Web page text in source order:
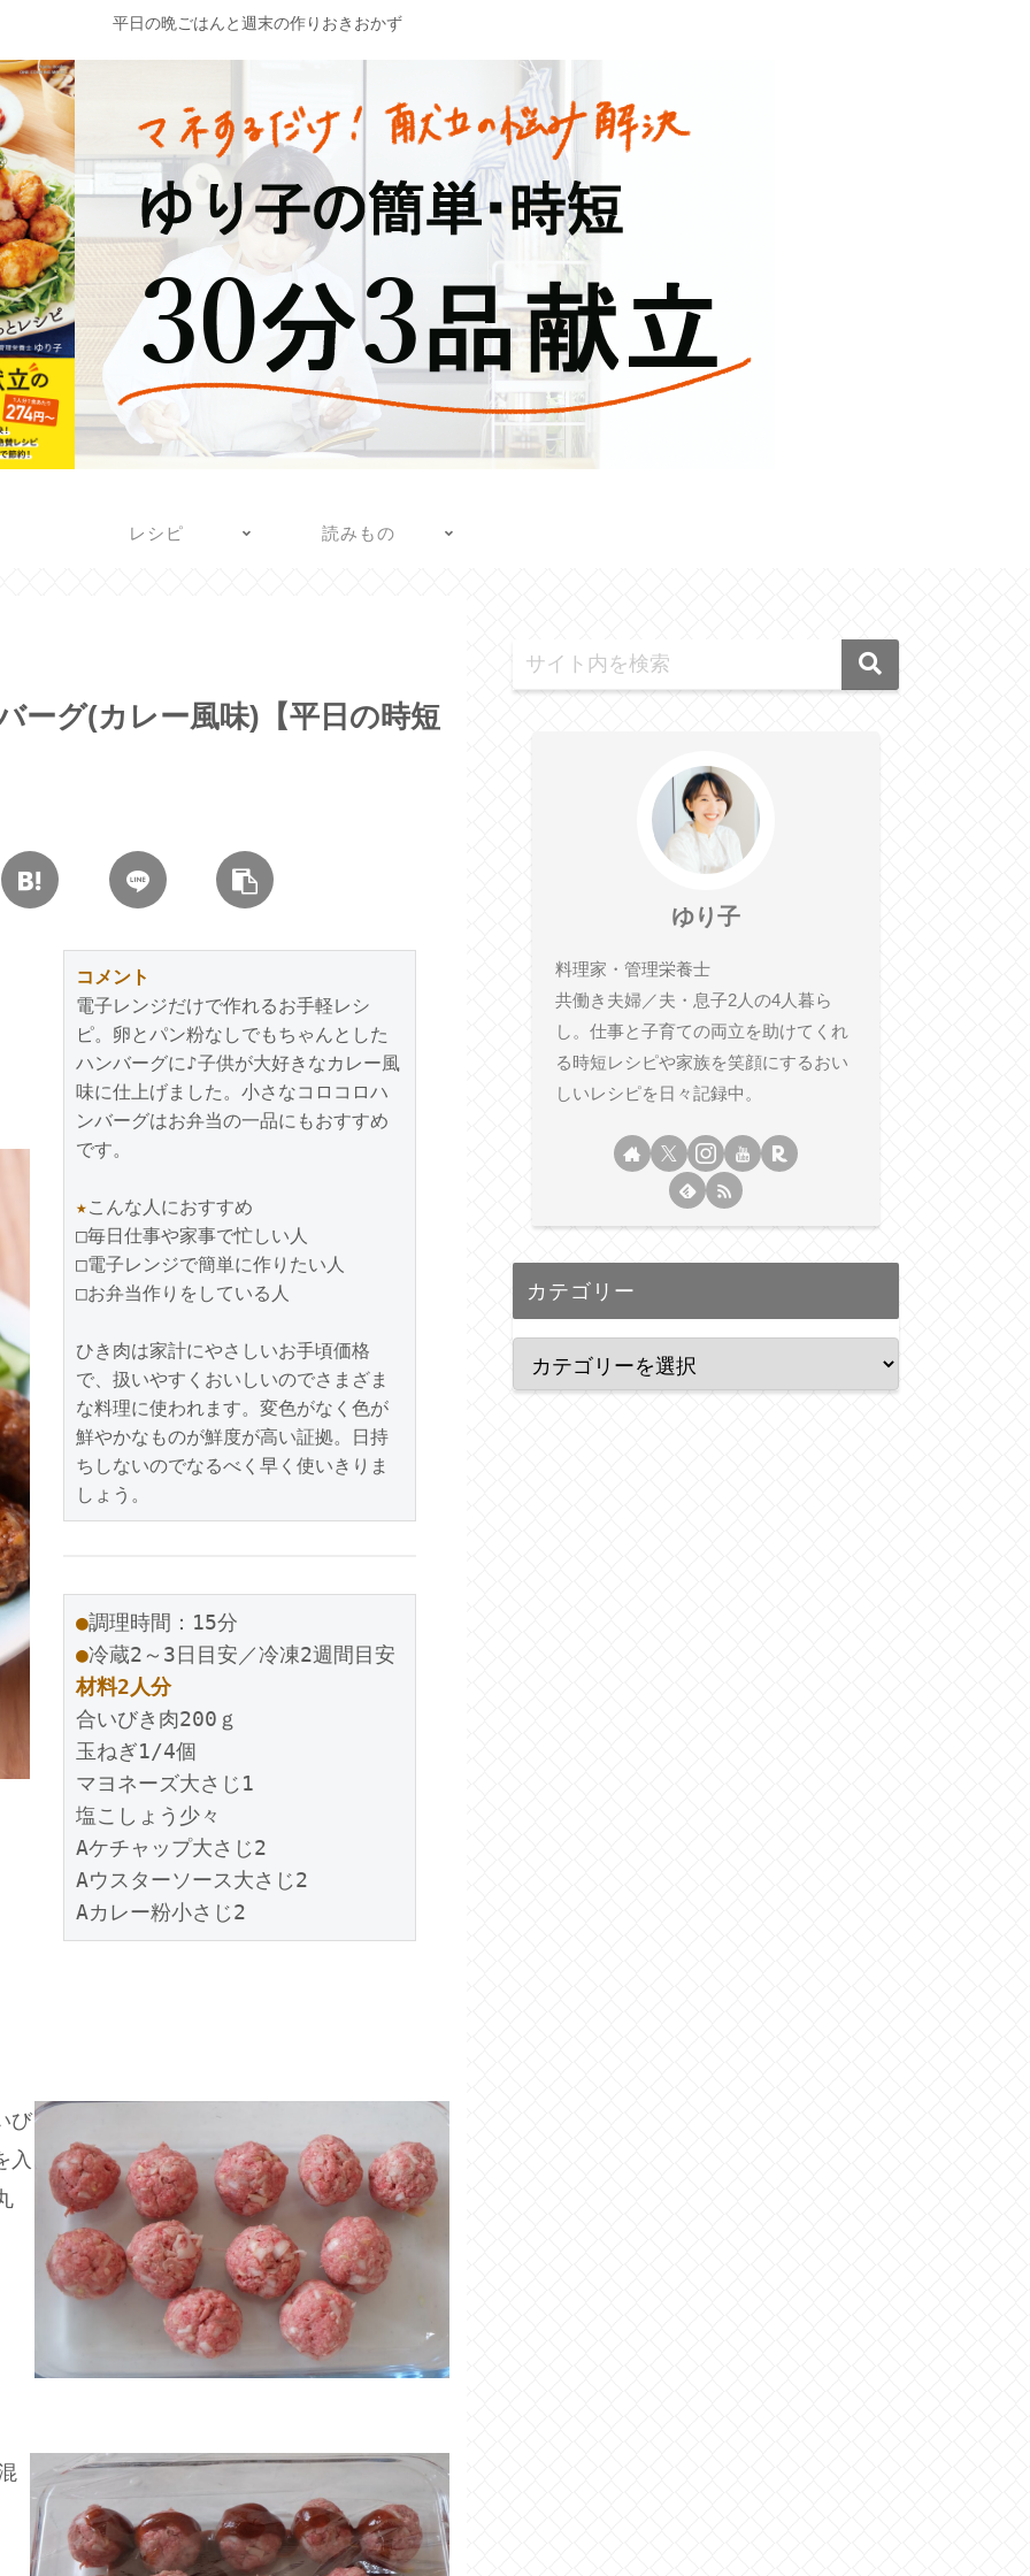
平日の晩ごはんと週末の作りおきおかず
レシピ 読みもの
ーグ(カレー風味)【平日の時短
コメント
電子レンジだけで作れるお手軽レシ
ピ。卵とパン粉なしでもちゃんとした
ハンバーグに♪子供が大好きなカレー風
味に仕上げました。小さなコロコロハ
ンバーグはお弁当の一品にもおすすめ
です。
★こんな人におすすめ
□毎日仕事や家事で忙しい人
□電子レンジで簡単に作りたい人
□お弁当作りをしている人
ひき肉は家計にやさしいお手頃価格
で、扱いやすくおいしいのでさまざま
な料理に使われます。変色がなく色が
鮮やかなものが鮮度が高い証拠。日持
ちしないのでなるべく早く使いきりま
しょう。
●
●
材料2人分
合いびき肉200ｇ
玉ねぎ1/4個
マヨネーズ大さじ1
塩こしょう少々
Aケチャップ大さじ2
Aウスターソース大さじ2
Aカレー粉小さじ2
び
入
ゆり子
料理家・管理栄養士
共働き夫婦／夫・息子2人の4人暮ら
し。仕事と子育ての両立を助けてくれ
る時短レシピや家族を笑顔にするおい
しいレシピを日々記録中。
カテゴリー